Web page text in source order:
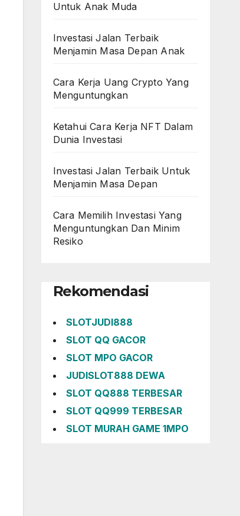
Untuk Anak Muda
Investasi Jalan Terbaik
Menjamin Masa Depan Anak
Cara Kerja Uang Crypto Yang
Menguntungkan
Ketahui Cara Kerja NFT Dalam
Dunia Investasi
Investasi Jalan Terbaik Untuk
Menjamin Masa Depan
Cara Memilih Investasi Yang
Menguntungkan Dan Minim
Resiko
Rekomendasi
SLOTJUDI888
SLOT QQ GACOR
SLOT MPO GACOR
JUDISLOT888 DEWA
SLOT QQ888 TERBESAR
SLOT QQ999 TERBESAR
SLOT MURAH GAME 1MPO